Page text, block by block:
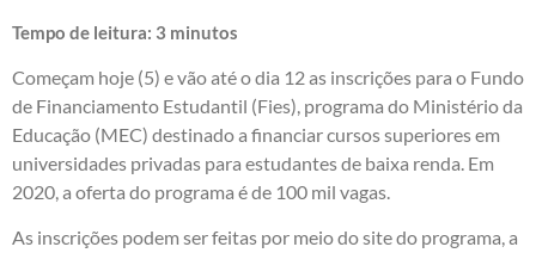
Tempo de leitura: 3 minutos
Começam hoje (5) e vão até o dia 12 as inscrições para o Fundo
de Financiamento Estudantil (Fies), programa do Ministério da
Educação (MEC) destinado a financiar cursos superiores em
universidades privadas para estudantes de baixa renda. Em
2020, a oferta do programa é de 100 mil vagas.
As inscrições podem ser feitas por meio do site do programa, a